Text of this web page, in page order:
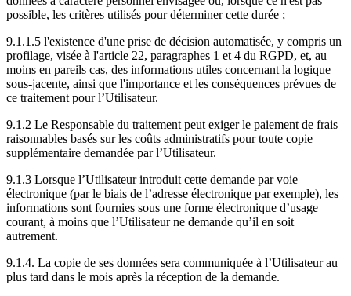
possible, les critères utilisés pour déterminer cette durée ;
9.1.1.5 l'existence d'une prise de décision automatisée, y compris un
profilage, visée à l'article 22, paragraphes 1 et 4 du RGPD, et, au
moins en pareils cas, des informations utiles concernant la logique
sous-jacente, ainsi que l'importance et les conséquences prévues de
ce traitement pour l’Utilisateur.
9.1.2 Le Responsable du traitement peut exiger le paiement de frais
raisonnables basés sur les coûts administratifs pour toute copie
supplémentaire demandée par l’Utilisateur.
9.1.3 Lorsque l’Utilisateur introduit cette demande par voie
électronique (par le biais de l’adresse électronique par exemple), les
informations sont fournies sous une forme électronique d’usage
courant, à moins que l’Utilisateur ne demande qu’il en soit
autrement.
9.1.4. La copie de ses données sera communiquée à l’Utilisateur au
plus tard dans le mois après la réception de la demande.